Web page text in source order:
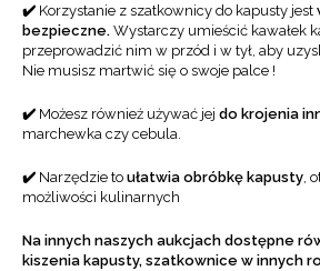
✔️ Korzystanie z szatkownicy do kapusty jest
bezpieczne. Wystarczy umieścić kawałek
przeprowadzić nim w przód i w tył, aby
Nie musisz martwić się o swoje palce !
✔️ Możesz również używać jej do krojenia
marchewka czy cebula.
✔️ Narzędzie to ułatwia obróbkę kapusty,
możliwości kulinarnych
Na innych naszych aukcjach dostępne
kiszenia kapusty, szatkownice w innych